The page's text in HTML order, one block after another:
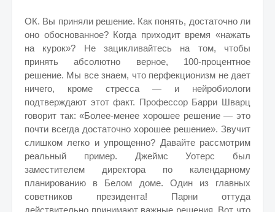
ОК. Вы приняли решение. Как понять, достаточно ли
оно обоснованное? Когда приходит время «нажать
на курок»? Не зацикливайтесь на том, чтобы
принять абсолютно верное, 100-процентное
решение. Мы все знаем, что перфекционизм не дает
ничего, кроме стресса — и нейробиологи
подтверждают этот факт. Профессор Барри Шварц
говорит так: «Более-менее хорошее решение — это
почти всегда достаточно хорошее решение». Звучит
слишком легко и упрощенно? Давайте рассмотрим
реальный пример. Джеймс Уотерс был
заместителем директора по календарному
планированию в Белом доме. Один из главных
советников президента! Парни оттуда
действительно принимают важные решения. Вот что